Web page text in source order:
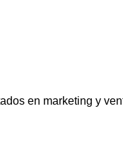
en marketing y